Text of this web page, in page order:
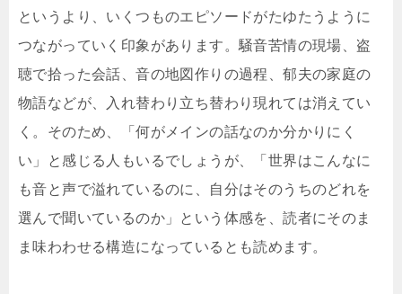
というより、いくつものエピソードがたゆたうように
つながっていく印象があります。騒音苦情の現場、盗
聴で拾った会話、音の地図作りの過程、郁夫の家庭の
物語などが、入れ替わり立ち替わり現れては消えてい
く。そのため、「何がメインの話なのか分かりにく
い」と感じる人もいるでしょうが、「世界はこんなに
も音と声で溢れているのに、自分はそのうちのどれを
選んで聞いているのか」という体感を、読者にそのま
ま味わわせる構造になっているとも読めます。